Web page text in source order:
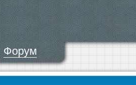
Форум